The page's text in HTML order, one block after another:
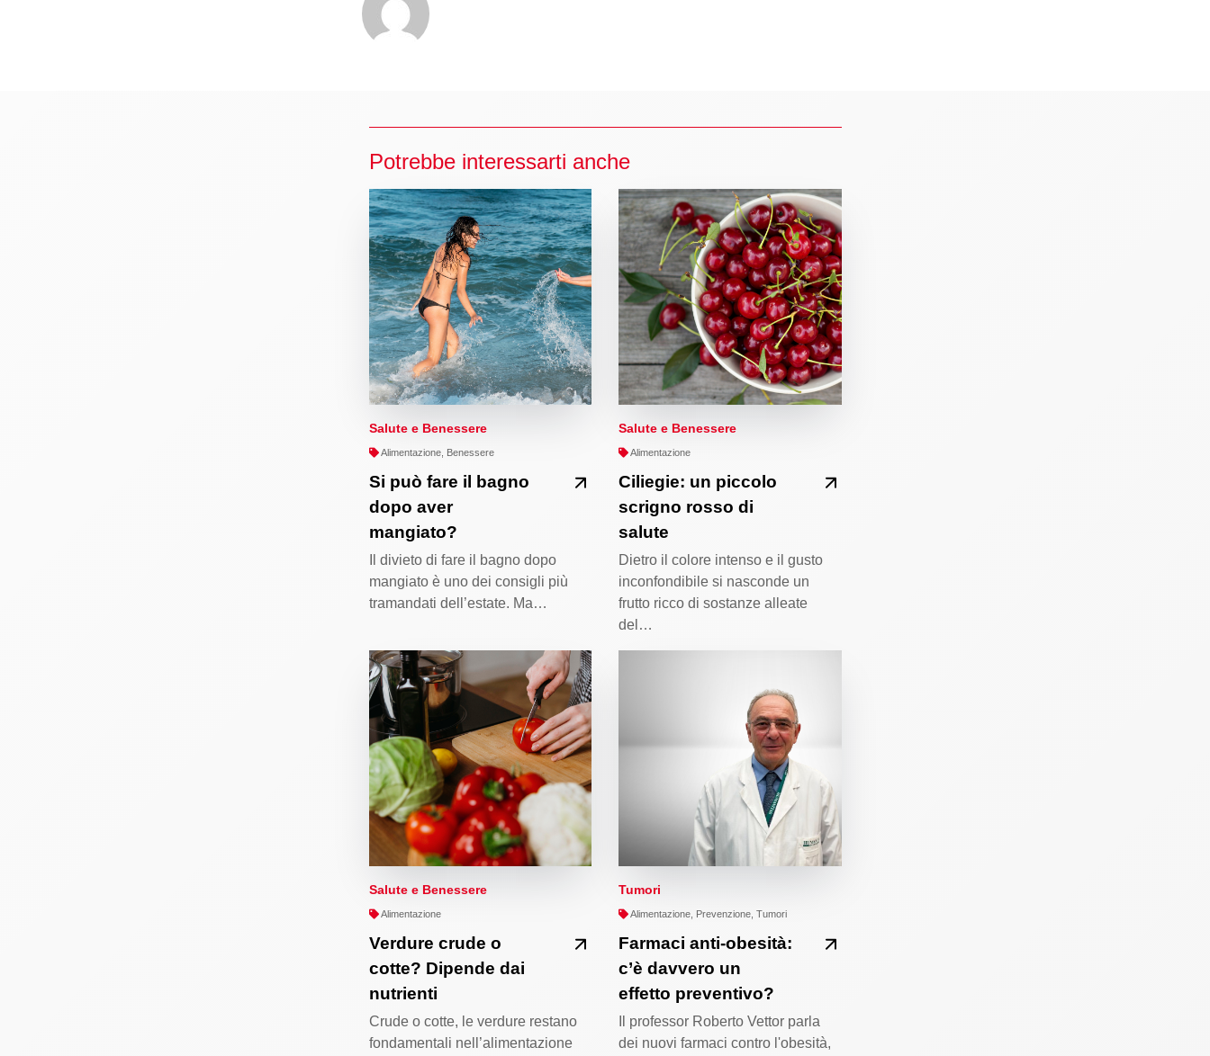
Potrebbe interessarti anche
Salute e Benessere
Alimentazione, Benessere
Si può fare il bagno
dopo aver
mangiato?
Il divieto di fare il bagno dopo
mangiato è uno dei consigli più
tramandati dell’estate. Ma…
Salute e Benessere
Alimentazione
Ciliegie: un piccolo
scrigno rosso di
salute
Dietro il colore intenso e il gusto
inconfondibile si nasconde un
frutto ricco di sostanze alleate
del…
Salute e Benessere
Alimentazione
Verdure crude o
cotte? Dipende dai
nutrienti
Crude o cotte, le verdure restano
fondamentali nell’alimentazione
Tumori
Alimentazione, Prevenzione, Tumori
Farmaci anti-obesità:
c’è davvero un
effetto preventivo?
Il professor Roberto Vettor parla
dei nuovi farmaci contro l'obesità,